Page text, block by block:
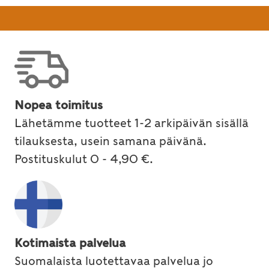
Nopea toimitus
Lähetämme tuotteet 1-2 arkipäivän sisällä
tilauksesta, usein samana päivänä.
Postituskulut 0 - 4,90 €.
Kotimaista palvelua
Suomalaista luotettavaa palvelua jo